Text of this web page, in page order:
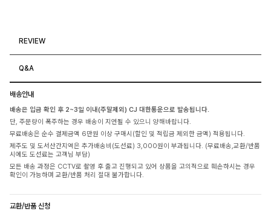
REVIEW
Q&A
배송안내
배송은 입금 확인 후 2~3일 이내(주말제외) CJ 대한통운으로 발송됩니다.
단, 주문량이 폭주하는 경우 배송이 지연될 수 있으니 양해바랍니다.
무료배송은 순수 결제금액 6만원 이상 구매시(할인 및 적립금 제외한 금액) 적용됩니다.
제주도 및 도서산간지역은 추가배송비(도선료) 3,000원이 부과됩니다. (무료배송,교환/반품
시에도 도선료는 고객님 부담)
모든 배송 과정은 CCTV로 촬영 후 출고 진행되고 있어 상품을 고의적으로 훼손하시는 경우
확인이 가능하며 교환/반품 처리 절대 불가합니다.
교환/반품 신청